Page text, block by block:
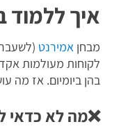
איך ללמוד
מבחן אמירנט
לקוחות מעולמות
בהן ביומיום. אז מה
❌מה לא כדאי